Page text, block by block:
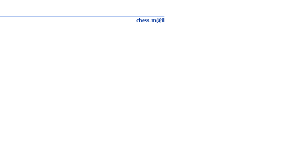
chess-m@il